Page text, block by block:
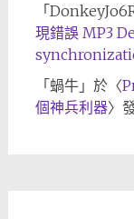
「
現錯誤 MP3
「蝸牛」於〈
個神兵利器〉